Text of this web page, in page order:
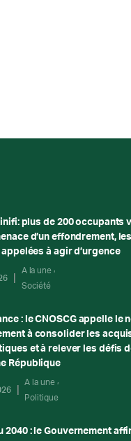
plus de 200 occupants
d’un effondrement, les
à agir d’urgence
A la une
Société
: le CNOSCG appelle le
à consolider les
et à relever les défis
République
A la une
Politique
2040 : le Gouvernement